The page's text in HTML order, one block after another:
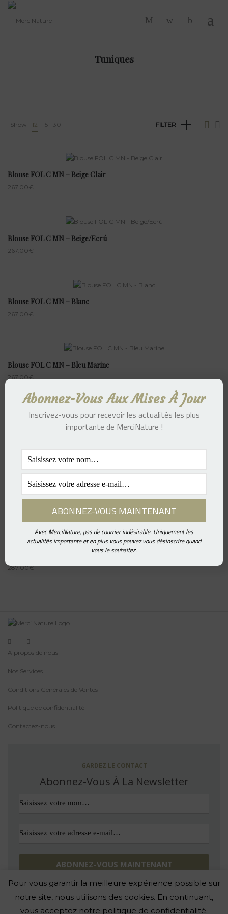
Tuniques
Show 12 15 30 FILTER
Blouse FOL C MN – Beige Clair
267.00€
Blouse FOL C MN – Beige/Ecrú
267.00€
Blouse FOL C MN – Blanc
267.00€
Blouse FOL C MN – Bleu Marine
267.00€
Blouse FOL MN – Blanc
Blouse FOL MN – Bleu Marine
287.00€
À propos de nous
Nos Services
Conditions Générales de Ventes
Politique de confidentialité
Contactez-nous
GARDEZ LE CONTACT
Abonnez-Vous À La Newsletter
Avec nous, pas d’indésirable. Vous pouvez vous désinscrire quand
vous le souhaitez.
Pour vous garantir la meilleure expérience possible sur
notre site, nous utilisons des cookies. En continuant,
vous acceptez notre politique de confidentialité.
Abonnez-Vous Aux Mises À Jour
Inscrivez-vous pour recevoir les actualités les plus
importante de MerciNature !
Avec MerciNature, pas de courrier indésirable. Uniquement les
actualités importante et en plus vous pouvez vous désinscrire quand
vous le souhaitez.